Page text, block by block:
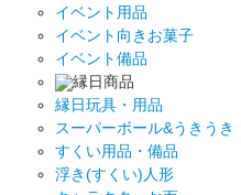
イベント用品
イベント向きお菓子
イベント備品
縁日商品
縁日玩具・用品
スーパーボール&うきうき
すくい用品・備品
浮き(すくい)人形